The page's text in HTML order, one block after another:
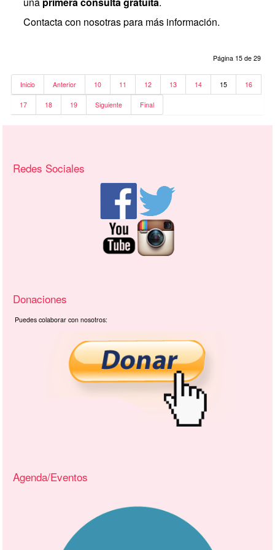
Contacta con nosotras para más información.
Página 15 de 29
Inicio Anterior 10 11 12 13 14 15 16
17 18 19 Siguiente Final
Redes Sociales
Donaciones
Puedes colaborar con nosotros:
Agenda/Eventos